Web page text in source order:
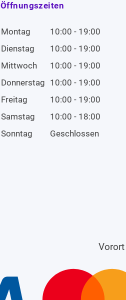
Öffnungszeiten
Montag
10:00 - 19:00
Dienstag
10:00 - 19:00
Mittwoch
10:00 - 19:00
Donnerstag 10:00 - 19:00
Freitag
10:00 - 19:00
Samstag
10:00 - 18:00
Sonntag
Geschlossen